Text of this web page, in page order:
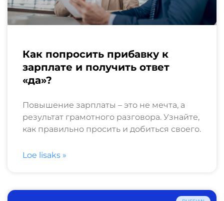
Как попросить прибавку к
зарплате и получить ответ
«да»?
Повышение зарплаты – это не мечта, а
результат грамотного разговора. Узнайте,
как правильно просить и добиться своего.
Loe lisaks »